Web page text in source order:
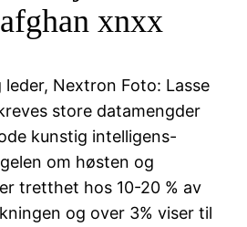
xnxx
leder, Nextron Foto: Lasse
store datamengder
kunstig intelligens-
om høsten og
tretthet hos 10-20 % av
og over 3% viser til